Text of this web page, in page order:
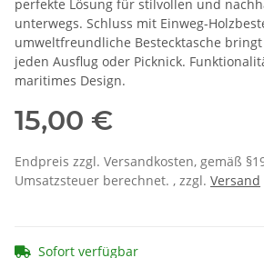
perfekte Lösung für stilvollen und
unterwegs. Schluss mit Einweg-
umweltfreundliche Bestecktasche
jeden Ausflug oder Picknick.
maritimes Design.
15,00 €
Endpreis zzgl. Versandkosten, gemäß
Umsatzsteuer berechnet. , zzgl. Versand
Sofort verfügbar